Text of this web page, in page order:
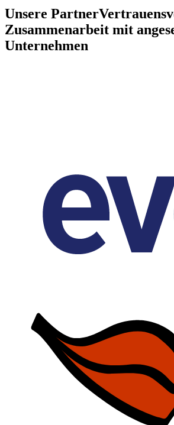
Unsere Partner
Zusammenarbeit mit
Unternehmen